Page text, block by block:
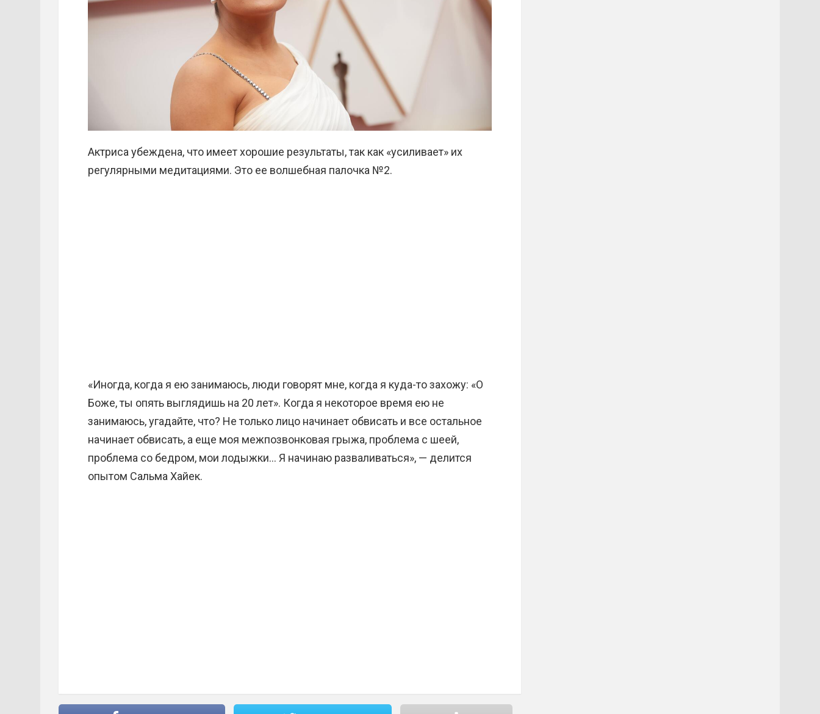
Актриса убеждена, что имеет хорошие результаты, так как «усиливает» их
регулярными медитациями. Это ее волшебная палочка №2.
«Иногда, когда я ею занимаюсь, люди говорят мне, когда я куда-то захожу: «О
Боже, ты опять выглядишь на 20 лет». Когда я некоторое время ею не
занимаюсь, угадайте, что? Не только лицо начинает обвисать и все остальное
начинает обвисать, а еще моя межпозвонковая грыжа, проблема с шеей,
проблема со бедром, мои лодыжки… Я начинаю разваливаться», — делится
опытом Сальма Хайек.